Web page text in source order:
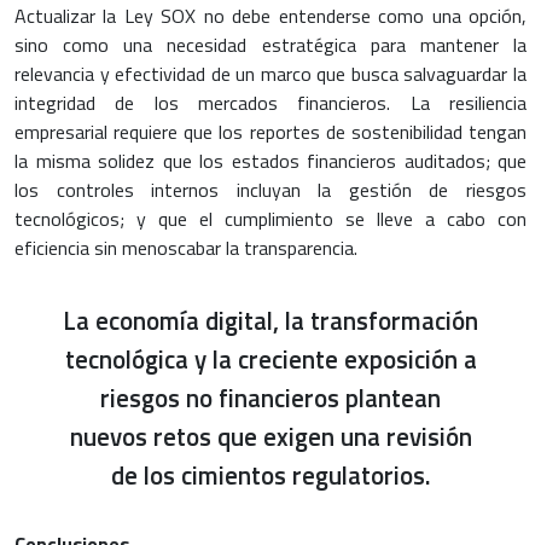
Actualizar la Ley SOX no debe entenderse como una opción,
sino como una necesidad estratégica para mantener la
relevancia y efectividad de un marco que busca salvaguardar la
integridad de los mercados financieros. La resiliencia
empresarial requiere que los reportes de sostenibilidad tengan
la misma solidez que los estados financieros auditados; que
los controles internos incluyan la gestión de riesgos
tecnológicos; y que el cumplimiento se lleve a cabo con
eficiencia sin menoscabar la transparencia.
La economía digital, la transformación
tecnológica y la creciente exposición a
riesgos no financieros plantean
nuevos retos que exigen una revisión
de los cimientos regulatorios.